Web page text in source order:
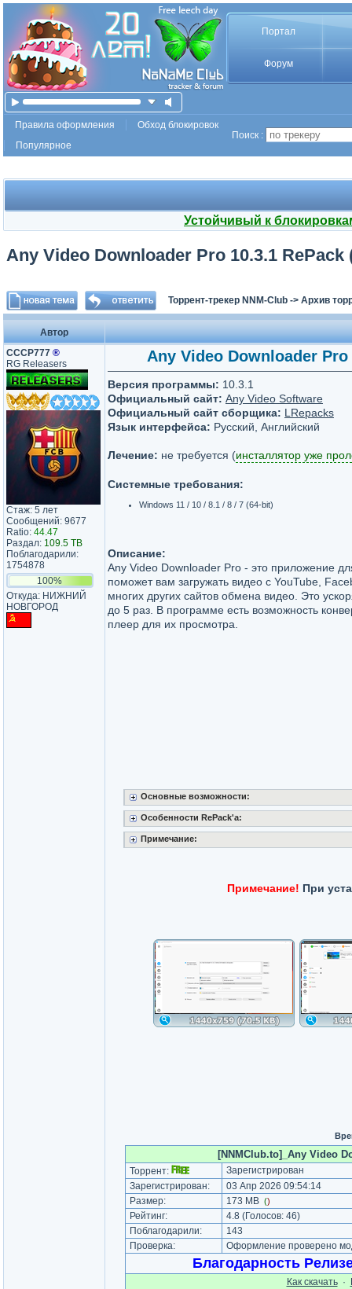
Портал
Форум
Правила оформления
Обход блокировок
Популярное
Поиск :
Устойчивый к
Any Video Downloader Pro 10.3.1
Торрент-трекер NNM-Club -> Архив
Автор
СССР777 ®
RG Releasers
Стаж: 5 лет
Сообщений: 9677
Ratio: 44.47
Раздал: 109.5 TB
Поблагодарили:
1754878
100%
Откуда: НИЖНИЙ
НОВГОРОД
Any Video Downloader
Версия программы: 10.3.1
Официальный сайт: Any Video Software
Официальный сайт сборщика: LRepacks
Язык интерфейса: Русский, Английский
Лечение: не требуется (инсталлятор уже
Системные требования:
Windows 11 / 10 / 8.1 / 8 / 7 (64-bit)
Описание:
Any Video Downloader Pro - это приложение
поможет вам загружать видео с YouTube,
многих других сайтов обмена видео. Это
до 5 раз. В программе есть возможность
плеер для их просмотра.
Основные возможности:
Особенности RePack'a:
Примечание:
Примечание! При
[NNMClub.to]_Any Video
Торрент:
Зарегистрирован
Зарегистрирован:
03 Апр 2026 09:54:14
Размер:
173 MB ()
Рейтинг: 4.8 (Голосов: 46)
Поблагодарили:
143
Проверка:
Оформление проверено
Благодарность
Как cкачать·